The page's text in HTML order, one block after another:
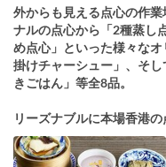
外からも見える点心の作
ナルの点心から「2種蒸し
め点心」といった様々な
掛けチャーシュー」、そ
きごはん」等全8品。
リーズナブルに本場香港の